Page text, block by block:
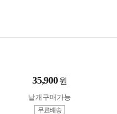
35,900 원
낱개구매가능
무료배송